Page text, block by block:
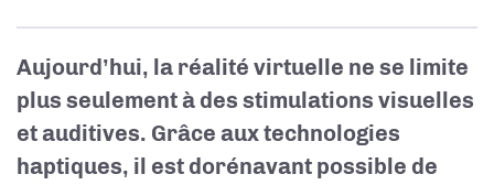
Aujourd’hui, la réalité virtuelle ne se limite
plus seulement à des stimulations visuelles
et auditives. Grâce auxtechnologies
haptiques, il est dorénavant possible de